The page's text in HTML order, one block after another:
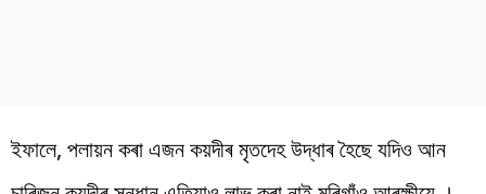
ইফালে, পলায়ন কৰা এজন কয়দীৰ মৃতদেহ উদ্ধাৰ হৈছে যদিও আন